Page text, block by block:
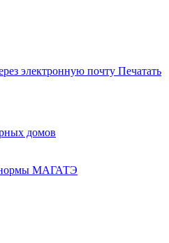
электронную почту Печатать
домов
нормы МАГАТЭ